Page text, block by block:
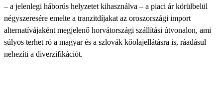
– a jelenlegi háborús helyzetet kihasználva – a piaci ár körülbelül
négyszeresére emelte a tranzitdíjakat az oroszországi import
alternatívájaként megjelenő horvátországi szállítási útvonalon, ami
súlyos terhet ró a magyar és a szlovák kőolajellátásra is, ráadásul
nehezíti a diverzifikációt.